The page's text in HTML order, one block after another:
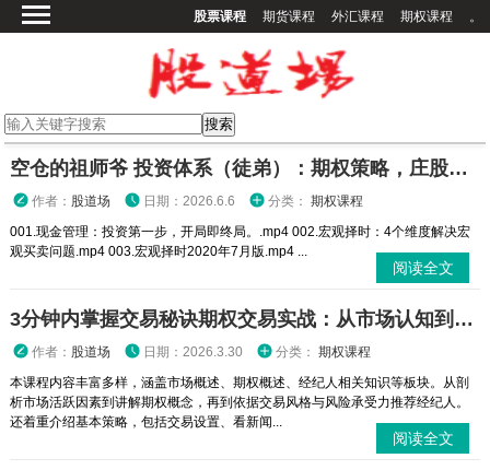
股票课程 期货课程 外汇课程 期权课程 。
期货课程
期权课程
外汇课程
高校课程
空仓的祖师爷 投资体系（徒弟）：期权策略，庄股策略
作者： 股道场 日期：2026.6.6 分类： 期权课程
001.现金管理：投资第一步，开局即终局。.mp4 002.宏观择时：4个维度解决宏
观买卖问题.mp4 003.宏观择时2020年7月版.mp4 ...
阅读全文
3分钟内掌握交易秘诀期权交易实战：从市场认知到策略执行全攻略
作者： 股道场 日期：2026.3.30 分类： 期权课程
本课程内容丰富多样，涵盖市场概述、期权概述、经纪人相关知识等板块。从剖
析市场活跃因素到讲解期权概念，再到依据交易风格与风险承受力推荐经纪人。
还着重介绍基本策略，包括交易设置、看新闻...
阅读全文